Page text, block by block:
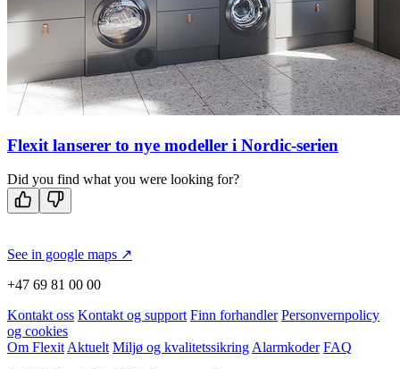
Flexit lanserer to nye modeller i Nordic-serien
Did you find what you were looking for?
See in google maps ↗
+47 69 81 00 00
Kontakt oss Kontakt og support Finn forhandler Personvernpolicy
og cookies
Om FlexitAktuelt Miljø og kvalitetssikringAlarmkoder FAQ